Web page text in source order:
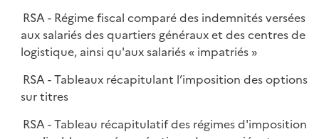
RSA - Régime fiscal comparé des indemnités versées
aux salariés des quartiers généraux et des centres de
logistique, ainsi qu'aux salariés « impatriés »
RSA - Tableaux récapitulant l’imposition des options
sur titres
RSA - Tableau récapitulatif des régimes d'imposition